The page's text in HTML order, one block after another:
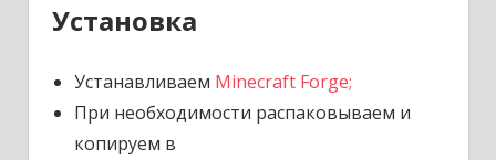
Установка
Устанавливаем Minecraft Forge;
При необходимости распаковываем и
копируем в